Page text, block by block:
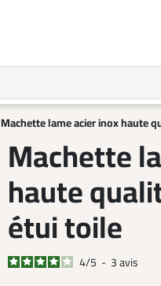
Machette lame acier inox haute
Machette
haute
étui toile
4/5 - 3avis